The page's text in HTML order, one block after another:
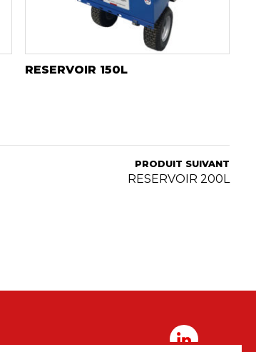
RESERVOIR 150L
PRODUIT SUIVANT
RESERVOIR 200L